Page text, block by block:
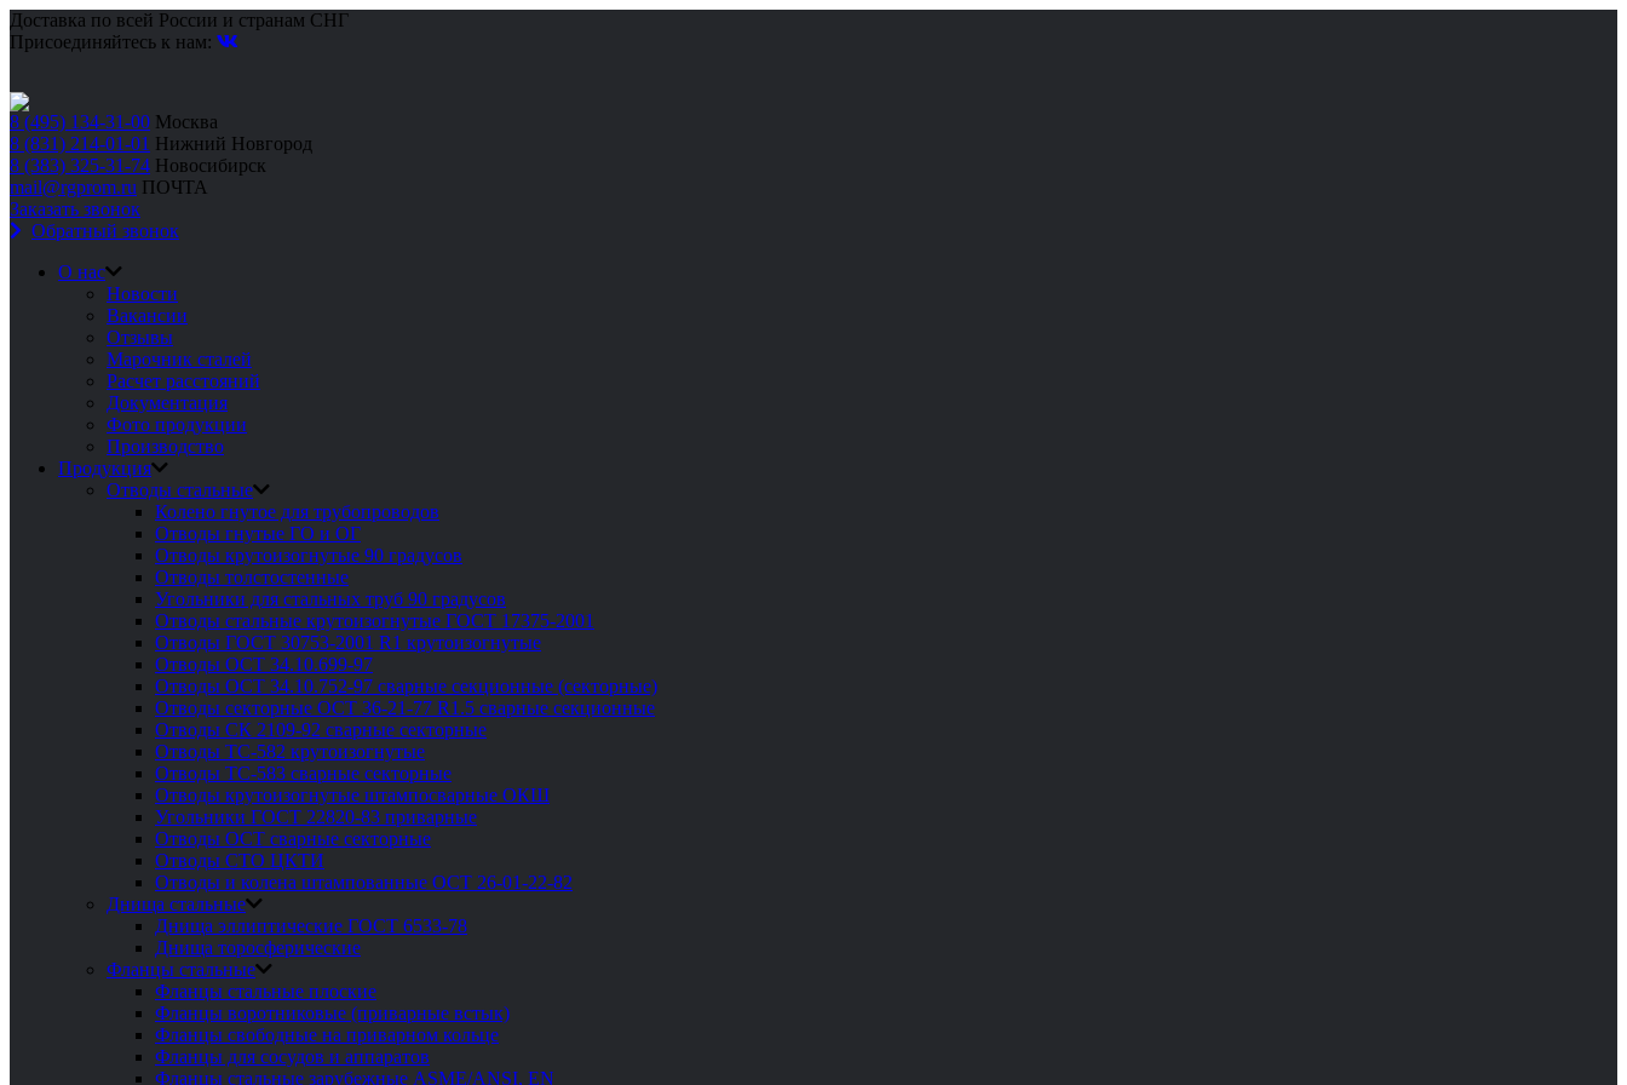
Доставка по всей России и странам СНГ
Присоединяйтесь к нам:
8 (495) 134-31-00 Москва
8 (831) 214-01-01 Нижний Новгород
8 (383) 325-31-74 Новосибирск
mail@rgprom.ru ПОЧТА
Заказать звонок
Обратный звонок
О нас
Новости
Вакансии
Отзывы
Марочник сталей
Расчет расстояний
Документация
Фото продукции
Производство
Продукция
Отводы стальные
Колено гнутое для трубопроводов
Отводы гнутые ГО и ОГ
Отводы крутоизогнутые 90 градусов
Отводы толстостенные
Угольники для стальных труб 90 градусов
Отводы стальные крутоизогнутые ГОСТ 17375-2001
Отводы ГОСТ 30753-2001 R1 крутоизогнутые
Отводы ОСТ 34.10.699-97
Отводы ОСТ 34.10.752-97 сварные секционные (секторные)
Отводы секторные ОСТ 36-21-77 R1.5 сварные секционные
Отводы СК 2109-92 сварные секторные
Отводы ТС-582 крутоизогнутые
Отводы ТС-583 сварные секторные
Отводы крутоизогнутые штампосварные ОКШ
Угольники ГОСТ 22820-83 приварные
Отводы ОСТ сварные секторные
Отводы СТО ЦКТИ
Отводы и колена штампованные ОСТ 26-01-22-82
Днища стальные
Днища эллиптические ГОСТ 6533-78
Днища торосферические
Фланцы стальные
Фланцы стальные плоские
Фланцы воротниковые (приварные встык)
Фланцы свободные на приварном кольце
Фланцы для сосудов и аппаратов
Фланцы стальные зарубежные ASME/ANSI, EN